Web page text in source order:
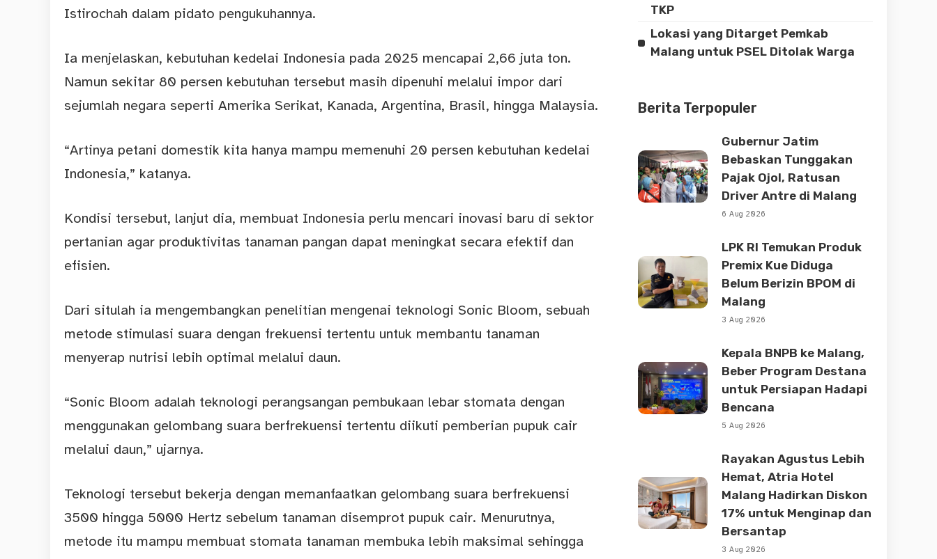
Istirochah dalam pidato pengukuhannya.
Ia menjelaskan, kebutuhan kedelai Indonesia pada 2025 mencapai 2,66 juta ton.
Namun sekitar 80 persen kebutuhan tersebut masih dipenuhi melalui impor dari
sejumlah negara seperti Amerika Serikat, Kanada, Argentina, Brasil, hingga Malaysia.
“Artinya petani domestik kita hanya mampu memenuhi 20 persen kebutuhan kedelai
Indonesia,” katanya.
Kondisi tersebut, lanjut dia, membuat Indonesia perlu mencari inovasi baru di sektor
pertanian agar produktivitas tanaman pangan dapat meningkat secara efektif dan
efisien.
Dari situlah ia mengembangkan penelitian mengenai teknologi Sonic Bloom, sebuah
metode stimulasi suara dengan frekuensi tertentu untuk membantu tanaman
menyerap nutrisi lebih optimal melalui daun.
“Sonic Bloom adalah teknologi perangsangan pembukaan lebar stomata dengan
menggunakan gelombang suara berfrekuensi tertentu diikuti pemberian pupuk cair
melalui daun,” ujarnya.
Teknologi tersebut bekerja dengan memanfaatkan gelombang suara berfrekuensi
3500 hingga 5000 Hertz sebelum tanaman disemprot pupuk cair. Menurutnya,
metode itu mampu membuat stomata tanaman membuka lebih maksimal sehingga
TKP
Lokasi yang Ditarget Pemkab
Malang untuk PSEL Ditolak Warga
Berita Terpopuler
Gubernur Jatim
Bebaskan Tunggakan
Pajak Ojol, Ratusan
Driver Antre di Malang
6 Aug 2026
LPK RI Temukan Produk
Premix Kue Diduga
Belum Berizin BPOM di
Malang
3 Aug 2026
Kepala BNPB ke Malang,
Beber Program Destana
untuk Persiapan Hadapi
Bencana
5 Aug 2026
Rayakan Agustus Lebih
Hemat, Atria Hotel
Malang Hadirkan Diskon
17% untuk Menginap dan
Bersantap
3 Aug 2026